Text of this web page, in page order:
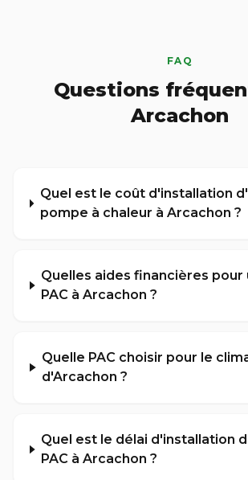
FAQ
Questions
Arcachon
Quel est le coût d'installation
pompe à chaleur à Arcachon ?
Quelles aides financières pour
PAC à Arcachon ?
Quelle PAC choisir pour le
d'Arcachon ?
Quel est le délai d'installation
PAC à Arcachon ?